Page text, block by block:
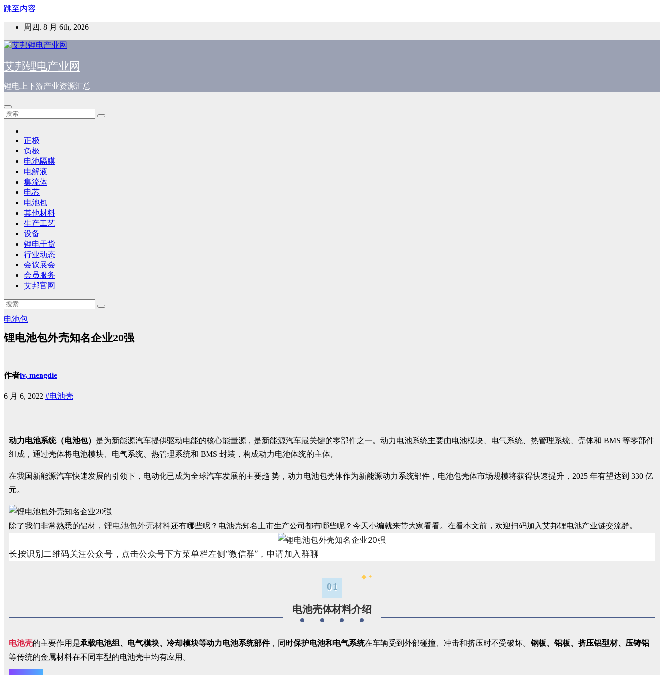
跳至内容
周四. 8 月 6th, 2026
艾邦锂电产业网
锂电上下游产业资源汇总
正极
负极
电池隔膜
电解液
集流体
电芯
电池包
其他材料
生产工艺
设备
锂电干货
行业动态
会议展会
会员服务
艾邦官网
电池包
锂电池包外壳知名企业20强
作者lv, mengdie
6 月 6, 2022 #电池壳
动力电池系统（电池包） 是为新能源汽车提供驱动电能的核心能量源，是新能源汽车最关键的零部件之一。动力电池系统主要由电池模块、电气系统、热管理系统、壳体和 BMS 等零部件
组成，通过壳体将电池模块、电气系统、热管理系统和 BMS 封装，构成动力电池体统的主体。
在我国新能源汽车快速发展的引领下，电动化已成为全球汽车发展的主要趋 势，动力电池包壳体作为新能源动力系统部件，电池包壳体市场规模将获得快速提升，2025 年有望达到 330 亿
元。
除了我们非常熟悉的铝材， 锂电池包外壳材料还有哪些呢？电池壳知名上市生产公司都有哪些呢？今天小编就来带大家看看。在看本文前，欢迎扫码加入艾邦锂电池产业链交流群。
长按识别二维码关注公众号，点击公众号下方菜单栏左侧“微信群”，申请加入群聊
✦ ✦
01
电池壳体材料介绍
电池壳的主要作用是承载电池组、电气模块、冷却模块等动力电池系统部件，同时保护电池和电气系统在车辆受到外部碰撞、冲击和挤压时不受破坏。钢板、铝板、挤压铝型材、压铸铝
等传统的金属材料在不同车型的电池壳中均有应用。